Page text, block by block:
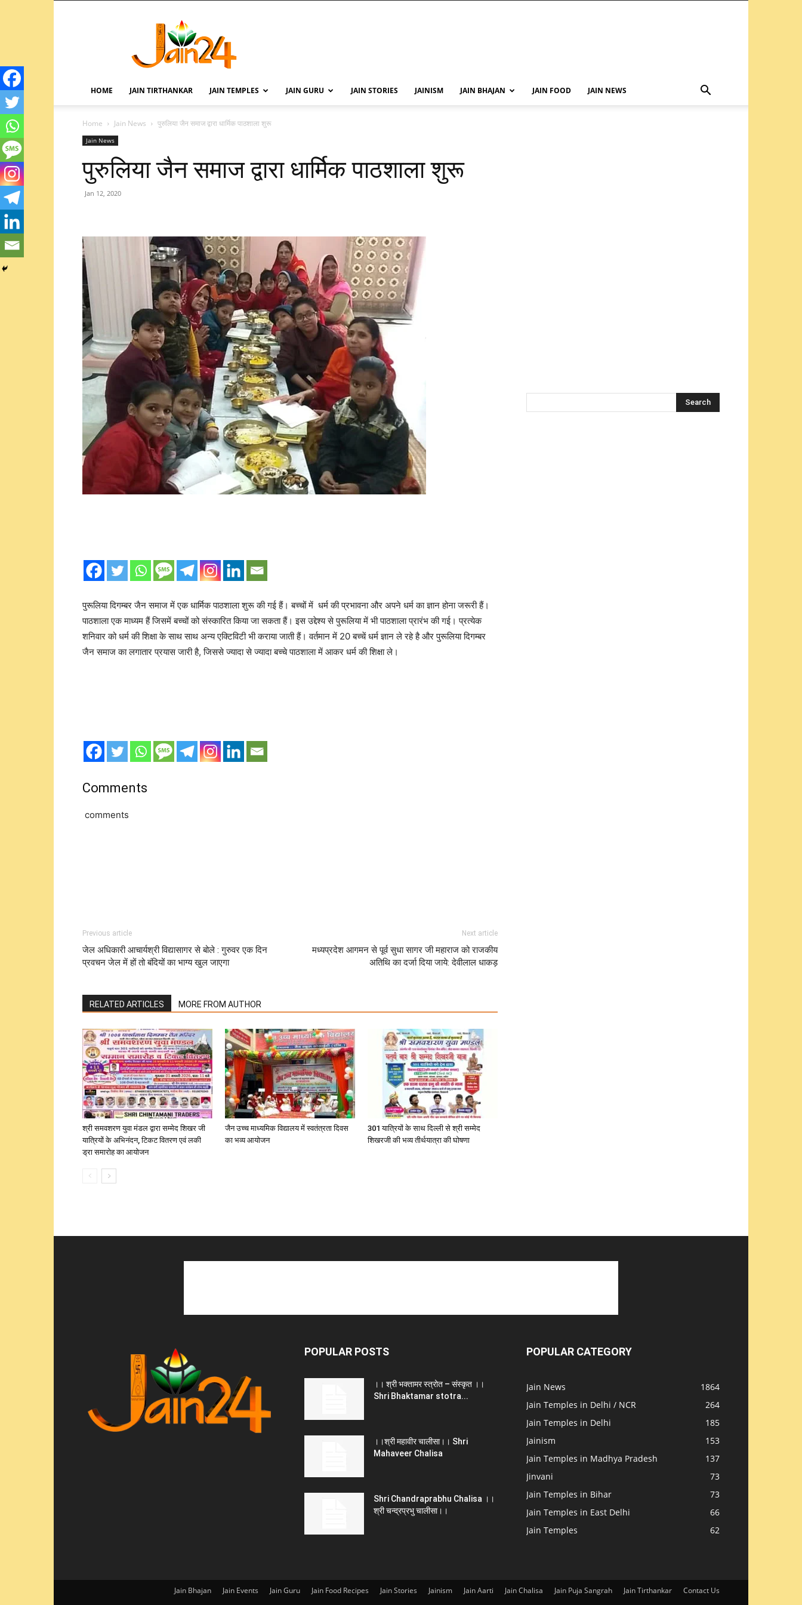
HOME JAIN TIRTHANKAR JAIN TEMPLES JAIN GURU JAIN STORIES JAINISM JAIN BHAJAN JAIN FOOD JAIN NEWS
Home Jain News पुरुलिया जैन समाज द्वारा धार्मिक पाठशाला शुरू
Jain News
पुरुलिया जैन समाज द्वारा धार्मिक पाठशाला शुरू
Jan 12, 2020
पुरूलिया दिगम्बर जैन समाज में एक धार्मिक पाठशाला शुरू की गई हैं। बच्चों में धर्म की प्रभावना और अपने धर्म का ज्ञान होना जरूरी हैं।
पाठशाला एक माध्यम हैं जिसमें बच्चों को संस्कारित किया जा सकता हैं। इस उद्देश्य से पुरूलिया में भी पाठशाला प्रारंभ की गई। प्रत्येक
शनिवार को धर्म की शिक्षा के साथ साथ अन्य एक्टिविटी भी कराया जाती हैं। वर्तमान में 20 बच्चें धर्म ज्ञान ले रहे है और पुरूलिया दिगम्बर
जैन समाज का लगातार प्रयास जारी है, जिससे ज्यादा से ज्यादा बच्चे पाठशाला में आकर धर्म की शिक्षा ले।
Comments
comments
Previous article
जेल अधिकारी आचार्यश्री विद्यासागर से बोले : गुरुवर एक दिन
प्रवचन जेल में हों तो बंदियों का भाग्य खुल जाएगा
Next article
मध्यप्रदेश आगमन से पूर्व सुधा सागर जी महाराज को राजकीय
अतिथि का दर्जा दिया जाये: देवीलाल धाकड़
RELATED ARTICLES MORE FROM AUTHOR
श्री समवशरण युवा मंडल द्वारा सम्मेद शिखर जी
यात्रियों के अभिनंदन, टिकट वितरण एवं लकी
ड्रा समारोह का आयोजन
जैन उच्च माध्यमिक विद्यालय में स्वतंत्रता दिवस
का भव्य आयोजन
301 यात्रियों के साथ दिल्ली से श्री सम्मेद
शिखरजी की भव्य तीर्थयात्रा की घोषणा
POPULAR POSTS
।। श्री भक्तामर स्त्रोत – संस्कृत ।।
Shri Bhaktamar stotra...
।।श्री महावीर चालीसा।। Shri
Mahaveer Chalisa
Shri Chandraprabhu Chalisa ।।
श्री चन्द्रप्रभु चालीसा।।
POPULAR CATEGORY
Jain News
1864
Jain Temples in Delhi / NCR
264
Jain Temples in Delhi
185
Jainism
153
Jain Temples in Madhya Pradesh
137
Jinvani
73
Jain Temples in Bihar
73
Jain Temples in East Delhi
66
Jain Temples
62
Jain Bhajan Jain Events Jain Guru Jain Food Recipes Jain Stories Jainism Jain Aarti Jain Chalisa Jain Puja Sangrah Jain Tirthankar Contact Us